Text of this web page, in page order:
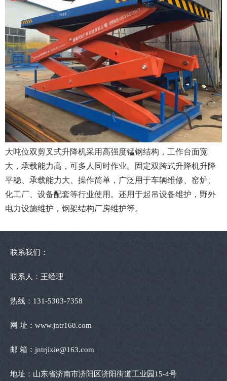
大吨位双剪叉式升降机采用高强度锰钢结构，工作台面宽
大，承载能力高，可多人同时作业。固定双跨式升降机升降
平稳、承载能力大、操作简单，广泛用于车辆维修、窑炉、
化工厂、设备配套等行业使用。还用于起吊设备维护，野外
电力设施维护，钢架结构厂房维护等。
联系我们：
联系人：王经理
热线：131-5303-7358
网 址：www.jntr168.com
邮 箱：jntrjixie@163.com
地址：山东省济南市济阳区济阳街道工业园15-4号